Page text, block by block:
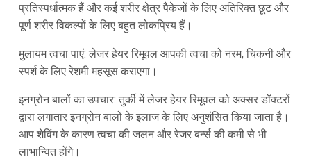
प्रतिस्पर्धात्मक हैं और कई शरीर क्षेत्र पैकेजों के लिए अतिरिक्त छूट और
पूर्ण शरीर विकल्पों के लिए बहुत लोकप्रिय हैं।
मुलायम त्वचा पाएं: लेजर हेयर रिमूवल आपकी त्वचा को नरम, चिकनी और
स्पर्श के लिए रेशमी महसूस कराएगा।
इनग्रोन बालों का उपचार: तुर्की में लेजर हेयर रिमूवल को अक्सर डॉक्टरों
द्वारा लगातार इनग्रोन बालों के इलाज के लिए अनुशंसित किया जाता है।
आप शेविंग के कारण त्वचा की जलन और रेजर बर्न्स की कमी से भी
लाभान्वित होंगे।